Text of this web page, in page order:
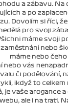
a zábavu. Na
a po
Dovolím si říci, že
pro svoji
máme svoji
nebo
máme nebo
nebo vás
či podělování,
ikdyž to celkem
je vaše arogance
ale i na trati.